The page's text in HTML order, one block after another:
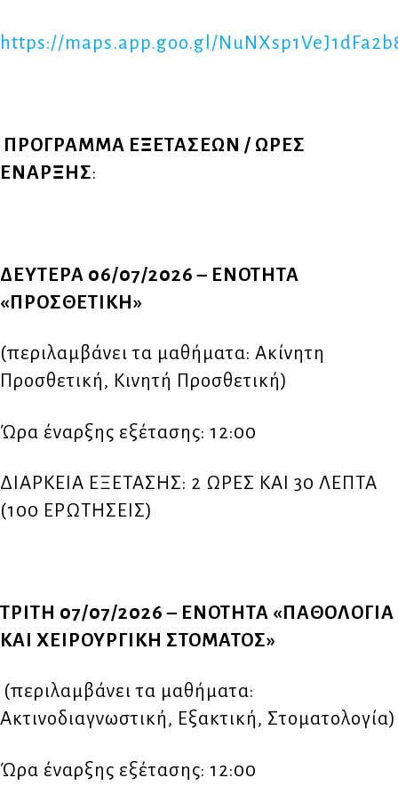
https://maps.app.goo.gl/
ΠΡΟΓΡΑΜΜΑ ΕΞΕΤΑΣΕΩΝ / ΩΡΕΣ
ΕΝΑΡΞΗΣ:
ΔΕΥΤΕΡΑ 06/07/2026 – ΕΝΟΤΗΤΑ
«ΠΡΟΣΘΕΤΙΚΗ»
(περιλαμβάνει τα μαθήματα: Ακίνητη
Προσθετική, Κινητή Προσθετική)
Ώρα έναρξης εξέτασης: 12:00
ΔΙΑΡΚΕΙΑ ΕΞΕΤΑΣΗΣ: 2 ΩΡΕΣ ΚΑΙ 30 ΛΕΠΤΑ
(100 ΕΡΩΤΗΣΕΙΣ)
ΤΡΙΤΗ 07/07/2026 – ΕΝΟΤΗΤΑ «ΠΑΘΟΛΟΓΙΑ
ΚΑΙ ΧΕΙΡΟΥΡΓΙΚΗ ΣΤΟΜΑΤΟΣ»
(περιλαμβάνει τα μαθήματα:
Ακτινοδιαγνωστική, Εξακτική, Στοματολογία)
Ώρα έναρξης εξέτασης: 12:00